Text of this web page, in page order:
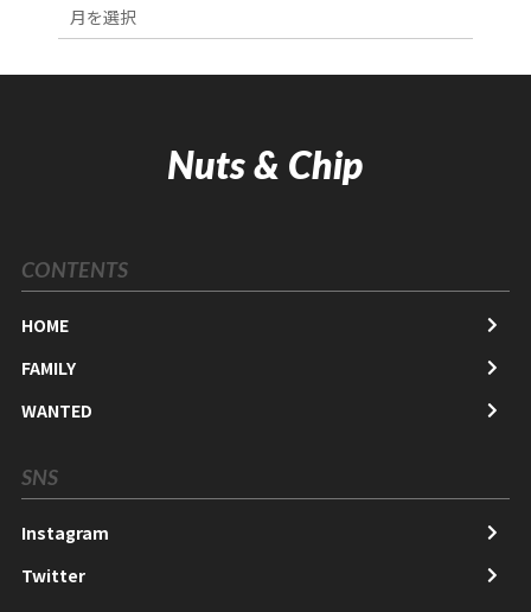
Nuts & Chip
CONTENTS
HOME
FAMILY
WANTED
SNS
Instagram
Twitter